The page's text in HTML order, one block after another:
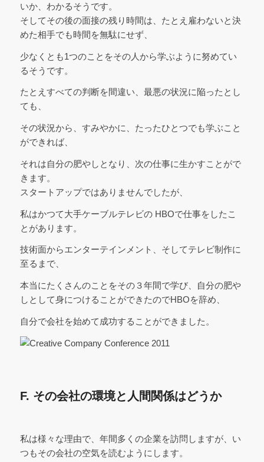
いか、わかるそうです。
そしてその後の面接の残り時間は、たとえ雇わないと決
めた相手でも時間を無駄にせず、
少なくとも1つのことをその人から学ぶように努めてい
るそうです。
たとえすべての判断を間違い、最悪の状況に陥ったとし
ても、
その状況から、すみやかに、たったひとつでも学ぶこと
ができれば、
それは自分の肥やしとなり、次の仕事に生かすことがで
きます。
スタートアップではありませんでしたが、
私はかつて大手ケーブルテレビの HBOで仕事をしたこ
とがあります。
技術面からエンターテインメント、そしてテレビ制作に
至るまで、
本当にたくさんのことをその３年間で学び、自分の肥や
しとして身につけることができたのでHBOを辞め、
自分で会社を始めて成功することができました。
F. その会社の環境と人間関係はどうか
私は様々な理由で、年間多くの企業を訪問しますが、い
つもその会社の空気を読むようにします。